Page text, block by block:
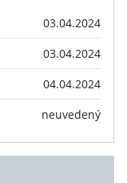
03.04.2024
03.04.2024
04.04.2024
neuvedený